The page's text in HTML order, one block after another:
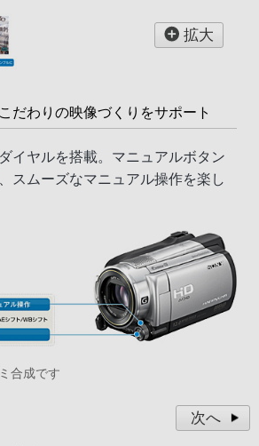
拡大
だわりの映像づくりをサポート
イヤルを搭載。マニュアルボタン
スムーズなマニュアル操作を楽し
合成です
次へ